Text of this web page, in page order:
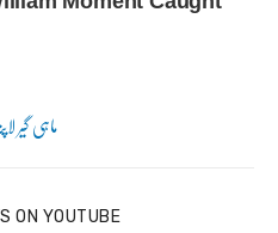
ماہی گیر
ON YOUTUBE